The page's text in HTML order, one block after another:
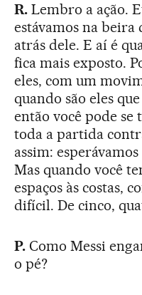
R.Lembro a ação.
estávamos na beira
atrás dele. E aí é
fica mais exposto.
eles, com um
quando são eles
então você pode
toda a partida
assim:
Mas quando você
espaços às costas,
difícil. De cinco,
P.Como Messi
o pé?